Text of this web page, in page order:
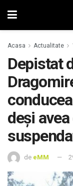
Acasa Actualitate
Depistat
deși
de eMM